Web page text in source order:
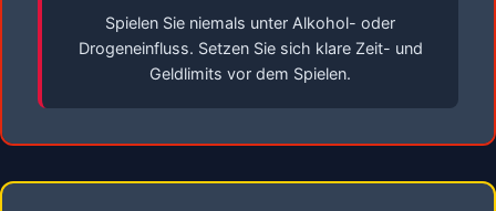
Spielen Sie niemals unter Alkohol- oder
Drogeneinfluss. Setzen Sie sich klare Zeit- und
Geldlimits vor dem Spielen.